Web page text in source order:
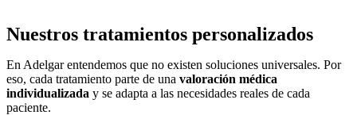
Nuestros tratamientos personalizados
En Adelgar entendemos que no existen soluciones universales. Por
eso, cada tratamiento parte de una valoración médica
individualizada y se adapta a las necesidades reales de cada
paciente.